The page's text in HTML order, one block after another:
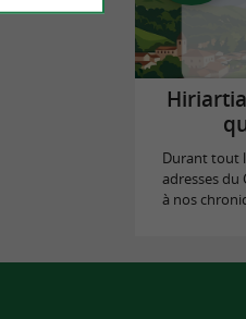
Durant tout
adresses du
à nos